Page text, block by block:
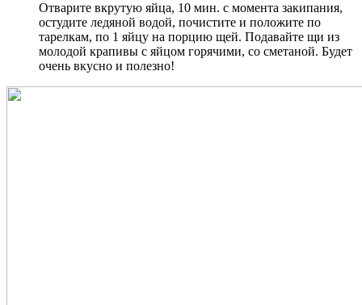
Отварите вкрутую яйца, 10 мин. с момента закипания,
остудите ледяной водой, почистите и положите по
тарелкам, по 1 яйцу на порцию щей. Подавайте щи из
молодой крапивы с яйцом горячими, со сметаной. Будет
очень вкусно и полезно!